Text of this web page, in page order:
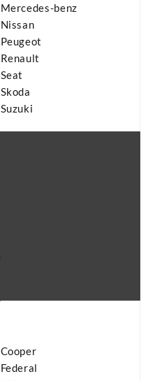
Mercedes-benz
Nissan
Peugeot
Renault
Seat
Skoda
Suzuki
Cooper
Federal